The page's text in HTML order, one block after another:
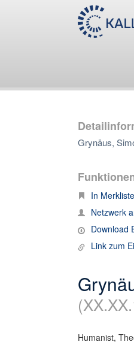
Grynäus,
In
Netzwerk
Download
Link zum
Humanist,